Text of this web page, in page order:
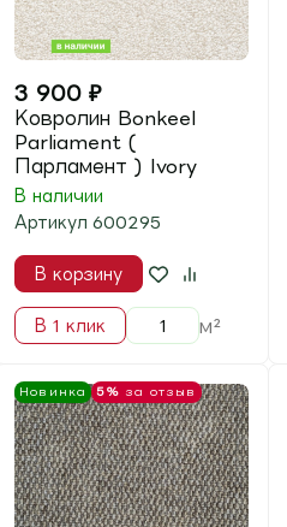
2 190 ₽
Split ( Сплит ) Blue
Артикул 703070
В корзину
В 1 клик м²
Новинка 5%за отзыв